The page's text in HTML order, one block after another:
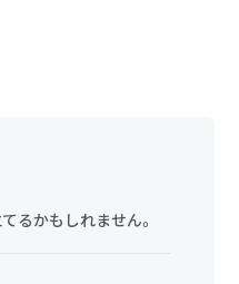
るかもしれません。